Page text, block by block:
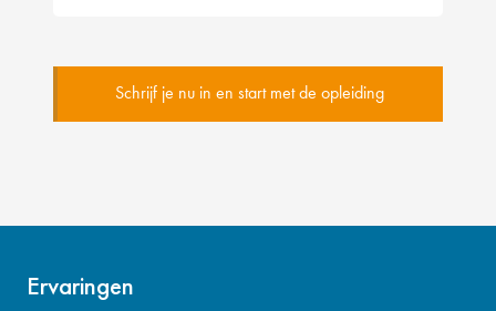
Schrijf je nu in en start met de opleiding
Ervaringen